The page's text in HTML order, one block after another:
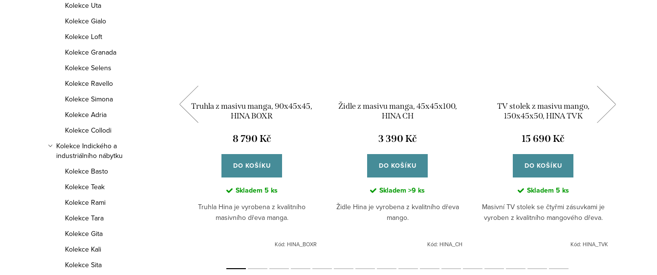
Kolekce Uta
Kolekce Gialo
Kolekce Loft
Kolekce Granada
Kolekce Selens
Kolekce Ravello
Kolekce Simona
Kolekce Adria
Kolekce Collodi
Kolekce Indického a
industriálního nábytku
Kolekce Basto
Kolekce Teak
Kolekce Rami
Kolekce Tara
Kolekce Gita
Kolekce Kali
Kolekce Sita
140x90x76, HINA 140
Skladem
Jídelní stůl je vyroben z kvalitního dřeva
mango.
Truhla z masivu manga, 90x45x45,
HINA BOXR
8 790 Kč
DO KOŠÍKU
Skladem 5 ks
Truhla Hina je vyrobena z kvalitního
masivního dřeva manga.
Kód: HINA_BOXR
Židle z masivu manga, 45x45x100,
HINA CH
3 390 Kč
DO KOŠÍKU
Skladem >9 ks
Židle Hina je vyrobena z kvalitního dřeva
mango.
Kód: HINA_CH
TV stolek z masivu mango,
150x45x50, HINA TVK
15 690 Kč
DO KOŠÍKU
Skladem 5 ks
Masivní TV stolek se čtyřmi zásuvkami je
vyroben z kvalitního mangového dřeva.
Kód: HINA_TVK